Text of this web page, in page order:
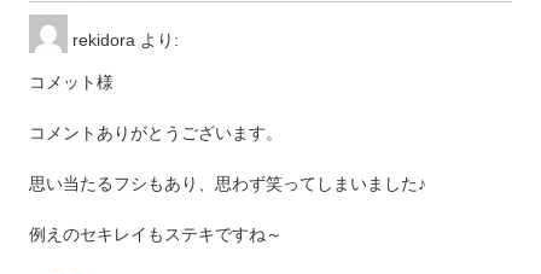
rekidora より:
コメット様
コメントありがとうございます。
思い当たるフシもあり、思わず笑ってしまいました♪
例えのセキレイもステキですね～